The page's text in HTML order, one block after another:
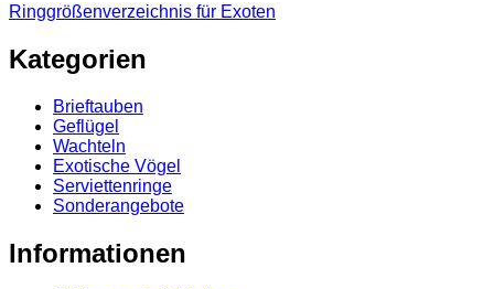
Ringgrößenverzeichnis für Exoten
Kategorien
Brieftauben
Geflügel
Wachteln
Exotische Vögel
Serviettenringe
Sonderangebote
Informationen